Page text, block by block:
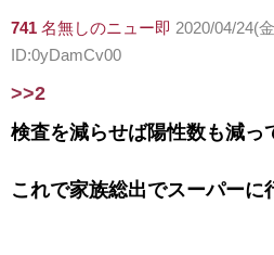
741 名無しのニュー即 2020/04/24(
ID:0yDamCv00
>>2
検査を減らせば陽性数も減っ
これで家族総出でスーパーに